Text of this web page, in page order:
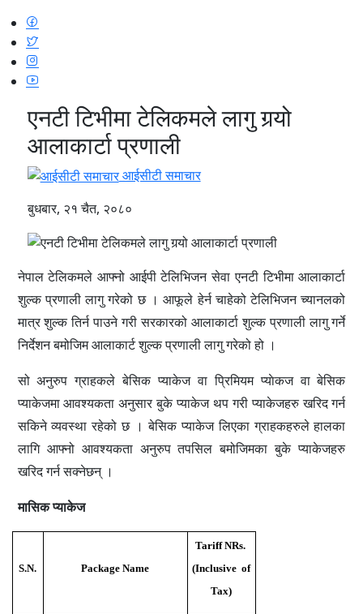
एनटी टिभीमा टेलिकमले लागु गर्‍यो
आलाकार्टा प्रणाली
आईसीटी समाचार
बुधबार, २१ चैत, २०८०
नेपाल टेलिकमले आफ्नो आईपी टेलिभिजन सेवा एनटी टिभीमा आलाकार्टा
शुल्क प्रणाली लागु गरेको छ । आफूले हेर्न चाहेको टेलिभिजन च्यानलको
मात्र शुल्क तिर्न पाउने गरी सरकारको आलाकार्टा शुल्क प्रणाली लागु गर्ने
निर्देशन बमोजिम आलाकार्ट शुल्क प्रणाली लागु गरेको हो ।
सो अनुरुप ग्राहकले बेसिक प्याकेज वा प्रिमियम प्याेकज वा बेसिक
प्याकेजमा आवश्यकता अनुसार बुके प्याकेज थप गरी प्याकेजहरु खरिद गर्न
सकिने व्यवस्था रहेको छ । बेसिक प्याकेज लिएका ग्राहकहरुले हालका
लागि आफ्नो आवश्यकता अनुरुप तपसिल बमोजिमका बुके प्याकेजहरु
खरिद गर्न सक्नेछन् ।
मासिक प्याकेज
S.N. Package Name
Tariff NRs.
(Inclusive of
Tax)